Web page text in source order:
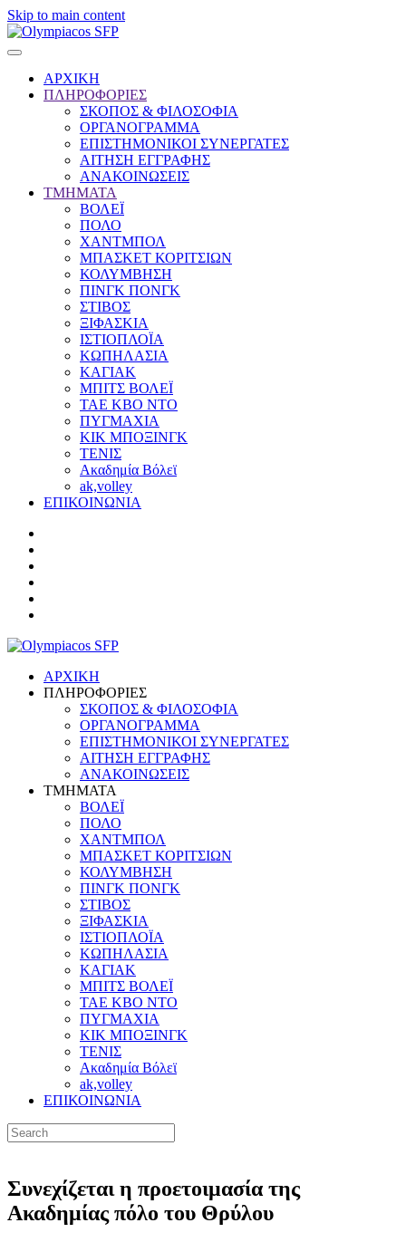
Skip to main content
ΑΡΧΙΚΗ
ΠΛΗΡΟΦΟΡΙΕΣ
ΣΚΟΠΟΣ & ΦΙΛΟΣΟΦΙΑ
ΟΡΓΑΝΟΓΡΑΜΜΑ
ΕΠΙΣΤΗΜΟΝΙΚΟΙ ΣΥΝΕΡΓΑΤΕΣ
ΑΙΤΗΣΗ ΕΓΓΡΑΦΗΣ
ΑΝΑΚΟΙΝΩΣΕΙΣ
ΤΜΗΜΑΤΑ
ΒΟΛΕΪ
ΠΟΛΟ
ΧΑΝΤΜΠΟΛ
ΜΠΑΣΚΕΤ ΚΟΡΙΤΣΙΩΝ
ΚΟΛΥΜΒΗΣΗ
ΠΙΝΓΚ ΠΟΝΓΚ
ΣΤΙΒΟΣ
ΞΙΦΑΣΚΙΑ
ΙΣΤΙΟΠΛΟΪΑ
ΚΩΠΗΛΑΣΙΑ
ΚΑΓΙΑΚ
ΜΠΙΤΣ ΒΟΛΕΪ
ΤΑΕ ΚΒΟ ΝΤΟ
ΠΥΓΜΑΧΙΑ
ΚΙΚ ΜΠΟΞΙΝΓΚ
ΤΕΝΙΣ
Ακαδημία Βόλεϊ
ak,volley
ΕΠΙΚΟΙΝΩΝΙΑ
ΑΡΧΙΚΗ
ΠΛΗΡΟΦΟΡΙΕΣ
ΣΚΟΠΟΣ & ΦΙΛΟΣΟΦΙΑ
ΟΡΓΑΝΟΓΡΑΜΜΑ
ΕΠΙΣΤΗΜΟΝΙΚΟΙ ΣΥΝΕΡΓΑΤΕΣ
ΑΙΤΗΣΗ ΕΓΓΡΑΦΗΣ
ΑΝΑΚΟΙΝΩΣΕΙΣ
ΤΜΗΜΑΤΑ
ΒΟΛΕΪ
ΠΟΛΟ
ΧΑΝΤΜΠΟΛ
ΜΠΑΣΚΕΤ ΚΟΡΙΤΣΙΩΝ
ΚΟΛΥΜΒΗΣΗ
ΠΙΝΓΚ ΠΟΝΓΚ
ΣΤΙΒΟΣ
ΞΙΦΑΣΚΙΑ
ΙΣΤΙΟΠΛΟΪΑ
ΚΩΠΗΛΑΣΙΑ
ΚΑΓΙΑΚ
ΜΠΙΤΣ ΒΟΛΕΪ
ΤΑΕ ΚΒΟ ΝΤΟ
ΠΥΓΜΑΧΙΑ
ΚΙΚ ΜΠΟΞΙΝΓΚ
ΤΕΝΙΣ
Ακαδημία Βόλεϊ
ak,volley
ΕΠΙΚΟΙΝΩΝΙΑ
Συνεχίζεται η προετοιμασία της
Ακαδημίας πόλο του Θρύλου